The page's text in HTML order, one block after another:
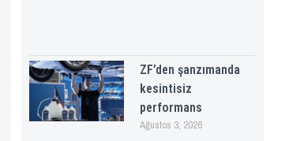
ZF’den şanzımanda
kesintisiz
performans
Ağustos 3, 2026